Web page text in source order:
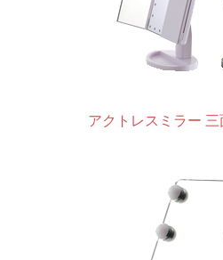
アクトレスミラー